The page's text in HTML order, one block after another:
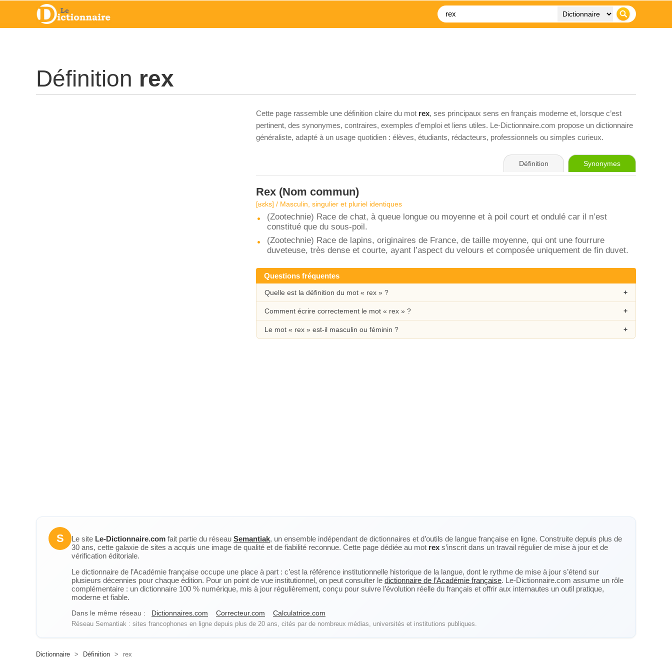
Définition rex
Cette page rassemble une définition claire du mot rex, ses principaux sens en français moderne et, lorsque c’est
pertinent, des synonymes, contraires, exemples d’emploi et liens utiles. Le-Dictionnaire.com propose un dictionnaire
généraliste, adapté à un usage quotidien : élèves, étudiants, rédacteurs, professionnels ou simples curieux.
Définition Synonymes
Rex (Nom commun)
[ʁɛks] / Masculin, singulier et pluriel identiques
(Zootechnie) Race de chat, à queue longue ou moyenne et à poil court et ondulé car il n’est
constitué que du sous-poil.
(Zootechnie) Race de lapins, originaires de France, de taille moyenne, qui ont une fourrure
duveteuse, très dense et courte, ayant l’aspect du velours et composée uniquement de fin duvet.
Questions fréquentes
Quelle est la définition du mot « rex » ?
Comment écrire correctement le mot « rex » ?
Le mot « rex » est-il masculin ou féminin ?
S Le site Le-Dictionnaire.com fait partie du réseau Semantiak, un ensemble indépendant de dictionnaires et d’outils de langue française en ligne. Construite depuis plus de
30 ans, cette galaxie de sites a acquis une image de qualité et de fiabilité reconnue. Cette page dédiée au mot rex s’inscrit dans un travail régulier de mise à jour et de
vérification éditoriale.
Le dictionnaire de l’Académie française occupe une place à part : c’est la référence institutionnelle historique de la langue, dont le rythme de mise à jour s’étend sur
plusieurs décennies pour chaque édition. Pour un point de vue institutionnel, on peut consulter le dictionnaire de l’Académie française. Le-Dictionnaire.com assume un rôle
complémentaire : un dictionnaire 100 % numérique, mis à jour régulièrement, conçu pour suivre l’évolution réelle du français et offrir aux internautes un outil pratique,
moderne et fiable.
Dans le même réseau : Dictionnaires.com Correcteur.com Calculatrice.com
Réseau Semantiak : sites francophones en ligne depuis plus de 20 ans, cités par de nombreux médias, universités et institutions publiques.
Dictionnaire > Définition > rex